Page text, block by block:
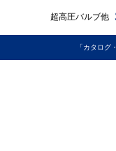
超高圧バルブ他
「カタログ